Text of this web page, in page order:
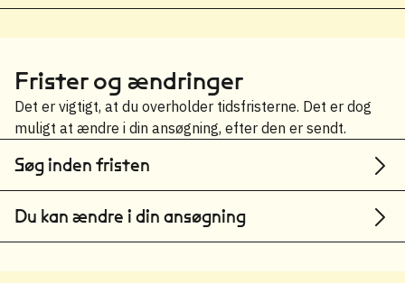
Frister og ændringer
Det er vigtigt, at du overholder tidsfristerne. Det er dog
muligt at ændre i din ansøgning, efter den er sendt.
Søg inden fristen
Du kan ændre i din ansøgning